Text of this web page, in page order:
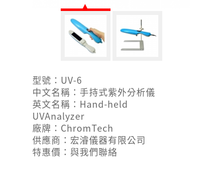
型號：UV-6
中文名稱：手持式紫外分析儀
英文名稱：Hand-held
UVAnalyzer
廠牌：ChromTech
供應商：宏濬儀器有限公司
特惠價：與我們聯絡